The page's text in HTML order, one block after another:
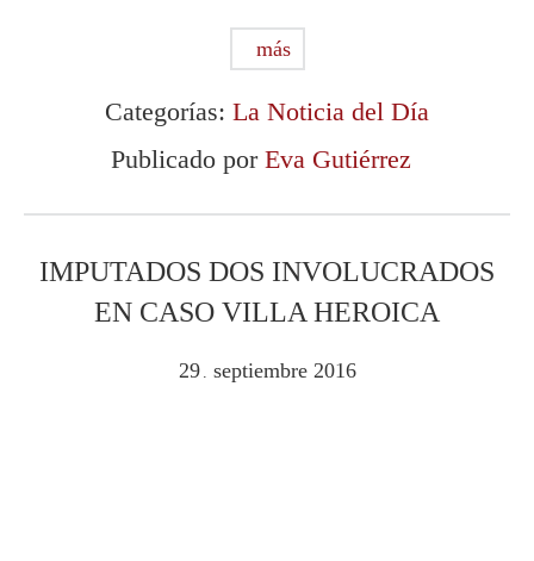
más
Categorías: La Noticia del Día
Publicado por Eva Gutiérrez
IMPUTADOS DOS INVOLUCRADOS
EN CASO VILLA HEROICA
29 . septiembre 2016